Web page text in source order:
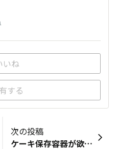
いね
する
次の投稿
ケーキ保存容器が欲しいです